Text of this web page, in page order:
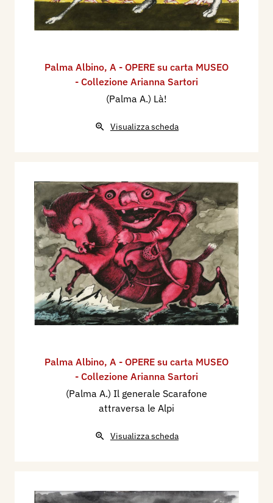
Palma Albino, A - OPERE su carta MUSEO
- Collezione Arianna Sartori
(Palma A.) Là!
Visualizza scheda
Palma Albino, A - OPERE su carta MUSEO
- Collezione Arianna Sartori
(Palma A.) Il generale Scarafone
attraversa le Alpi
Visualizza scheda